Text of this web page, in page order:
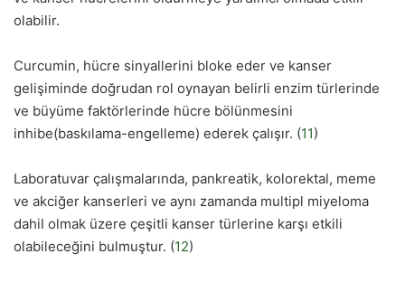
olabilir.
Curcumin, hücre sinyallerini bloke eder ve kanser
gelişiminde doğrudan rol oynayan belirli enzim türlerinde
ve büyüme faktörlerinde hücre bölünmesini
inhibe(baskılama-engelleme) ederek çalışır. (11)
Laboratuvar çalışmalarında, pankreatik, kolorektal, meme
ve akciğer kanserleri ve aynı zamanda multipl miyeloma
dahil olmak üzere çeşitli kanser türlerine karşı etkili
olabileceğini bulmuştur. (12)